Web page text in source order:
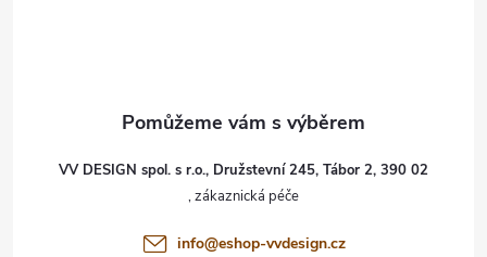
VV DESIGN spol. s r.o., Družstevní 245, Tábor 2, 390 02
info@eshop-vvdesign.cz